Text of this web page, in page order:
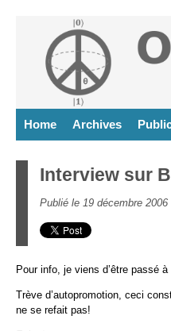
Home Archives
Interview sur
Publié le 19 décembre 2006
Pour info, je viens d’être passé
Trève d’autopromotion, ceci
ne se refait pas!